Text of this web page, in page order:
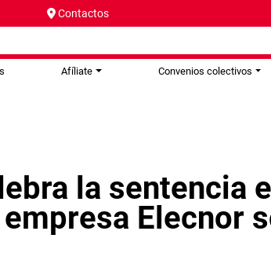
Contactos
Afíliate Convenios colectivos
la sentencia
Elecnor